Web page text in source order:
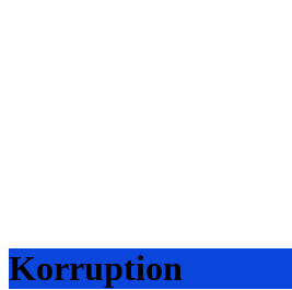
Korruption